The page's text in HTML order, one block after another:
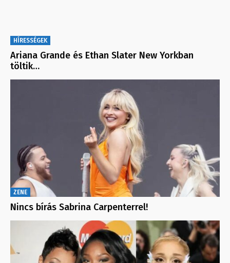
HÍRESSÉGEK
Ariana Grande és Ethan Slater New Yorkban
töltik…
ZENE
Nincs bírás Sabrina Carpenterrel!